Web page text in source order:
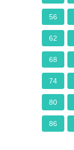
56
62
68
74
80
86